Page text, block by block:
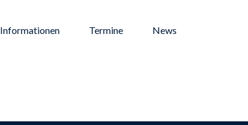
Informationen Termine News